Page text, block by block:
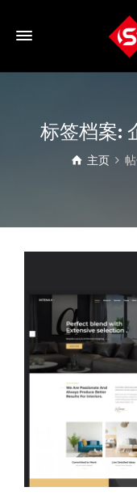
标签档案:
主页